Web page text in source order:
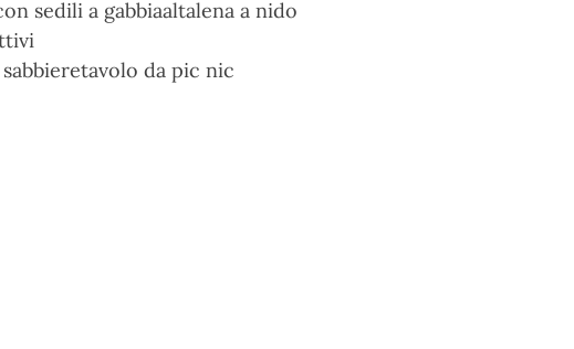
sedili a gabbiaaltalena a nido
tavolo da pic nic